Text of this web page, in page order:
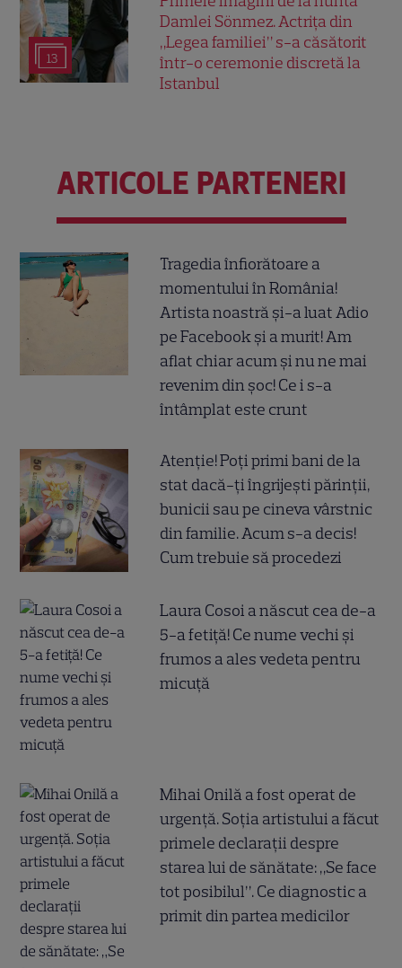
13
Damlei Sönmez. Actrița din
„Legea familiei” s-a căsătorit
într-o ceremonie discretă la
Istanbul
ARTICOLE PARTENERI
Tragedia înfiorătoare a
momentului în România!
Artista noastră și-a luat Adio
pe Facebook și a murit! Am
aflat chiar acum și nu ne mai
revenim din șoc! Ce i s-a
întâmplat este crunt
Atenție! Poți primi bani de la
stat dacă-ți îngrijești părinții,
bunicii sau pe cineva vârstnic
din familie. Acum s-a decis!
Cum trebuie să procedezi
Laura Cosoi a născut cea de-a
5-a fetiță! Ce nume vechi și
frumos a ales vedeta pentru
micuță
Mihai Onilă a fost operat de
urgență. Soția artistului a făcut
primele declarații despre
starea lui de sănătate: „Se face
tot posibilul”. Ce diagnostic a
primit din partea medicilor